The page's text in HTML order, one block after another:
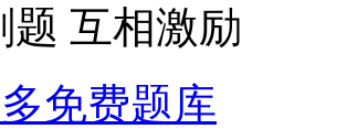
题 互相激励
免费题库